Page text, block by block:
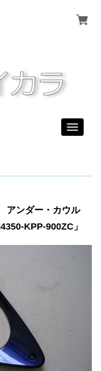
Toggle
アンダー・カウル
KPP-900ZC」